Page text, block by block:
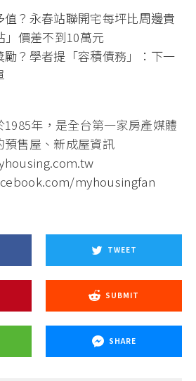
？永春站聯開宅每坪比周邊貴
價差不到10萬元
？學者提「容積債務」：下一
1985年，是全台第一家房產媒體
售屋、新成屋資訊
myhousingfan
TWEET
SUBMIT
SHARE